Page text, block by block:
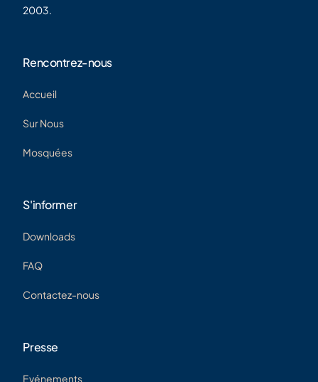
2003.
Rencontrez-nous
Accueil
Sur Nous
Mosquées
S'informer
Downloads
FAQ
Contactez-nous
Presse
Evénements